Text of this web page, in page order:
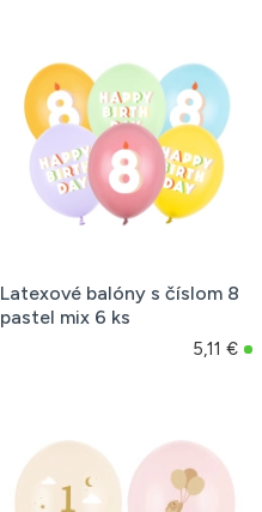
Latexové balóny s číslom 8
pastel mix 6 ks
5,11 €